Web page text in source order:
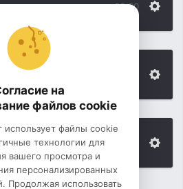
00:00
из далека
на
файлов cookie
использует файлы cookie
технологии для
вашего просмотра и
персонализированных
Продолжая использовать